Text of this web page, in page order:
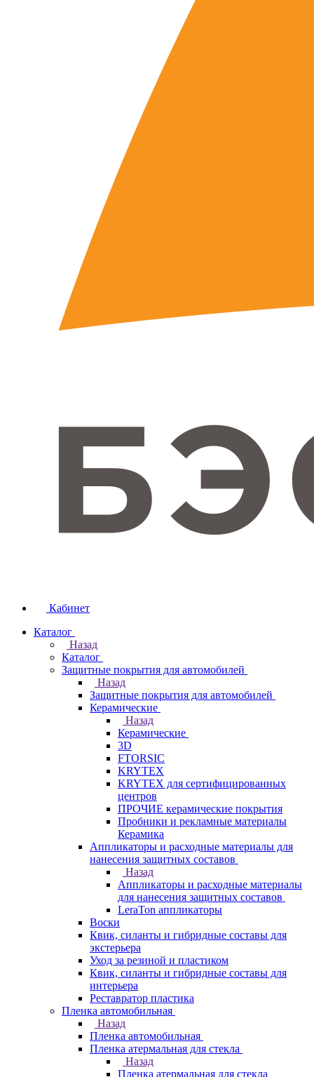
Кабинет
Каталог
Назад
Каталог
Защитные покрытия для автомобилей
Назад
Защитные покрытия для автомобилей
Керамические
Назад
Керамические
3D
FTORSIC
KRYTEX
KRYTEX для сертифицированных
центров
ПРОЧИЕ керамические покрытия
Пробники и рекламные материалы
Керамика
Аппликаторы и расходные материалы для
нанесения защитных составов
Назад
Аппликаторы и расходные материалы
для нанесения защитных составов
LeraTon аппликаторы
Воски
Квик, силанты и гибридные составы для
экстерьера
Уход за резиной и пластиком
Квик, силанты и гибридные составы для
интерьера
Реставратор пластика
Пленка автомобильная
Назад
Пленка автомобильная
Пленка атермальная для стекла
Назад
Пленка атермальная для стекла